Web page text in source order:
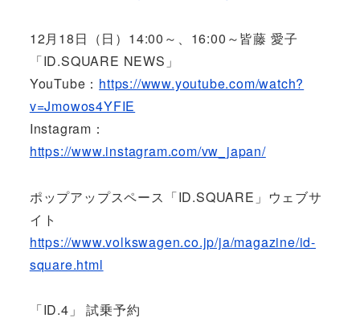
12月18日（日）14:00～、16:00～皆藤 愛子
「ID.SQUARE NEWS」
YouTube： https://www.youtube.com/watch?
v=Jmowos4YFIE
Instagram：
https://www.instagram.com/vw_japan/
ポップアップスペース「ID.SQUARE」ウェブサ
イト
https://www.volkswagen.co.jp/ja/magazine/id-
square.html
「ID.4」 試乗予約